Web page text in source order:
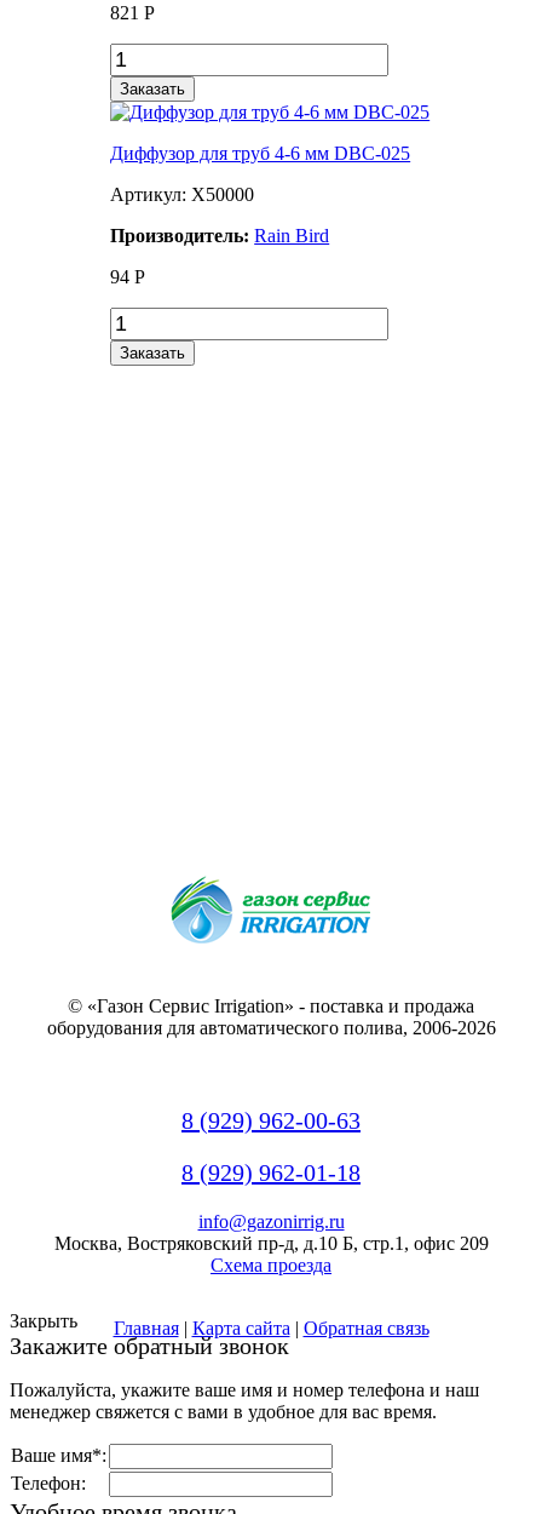
821 Р
Заказать
Диффузор для труб 4-6 мм DBC-025
Артикул: X50000
Производитель:Rain Bird
94 Р
Заказать
© «Газон Сервис Irrigation» - поставка и продажа
оборудования для автоматического полива, 2006-2026
8 (929) 962-00-63
8 (929) 962-01-18
info@gazonirrig.ru
Москва, Востряковский пр-д, д.10 Б, стр.1, офис 209
Схема проезда
Главная| Карта сайта | Обратная связь
Закрыть
Закажите обратный звонок
Пожалуйста, укажите ваше имя и номер телефона и наш
менеджер свяжется с вами в удобное для вас время.
Ваше имя*:
Телефон: